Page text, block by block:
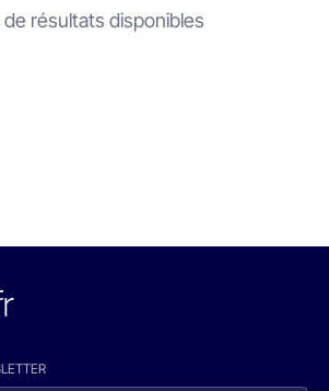
de résultats disponibles